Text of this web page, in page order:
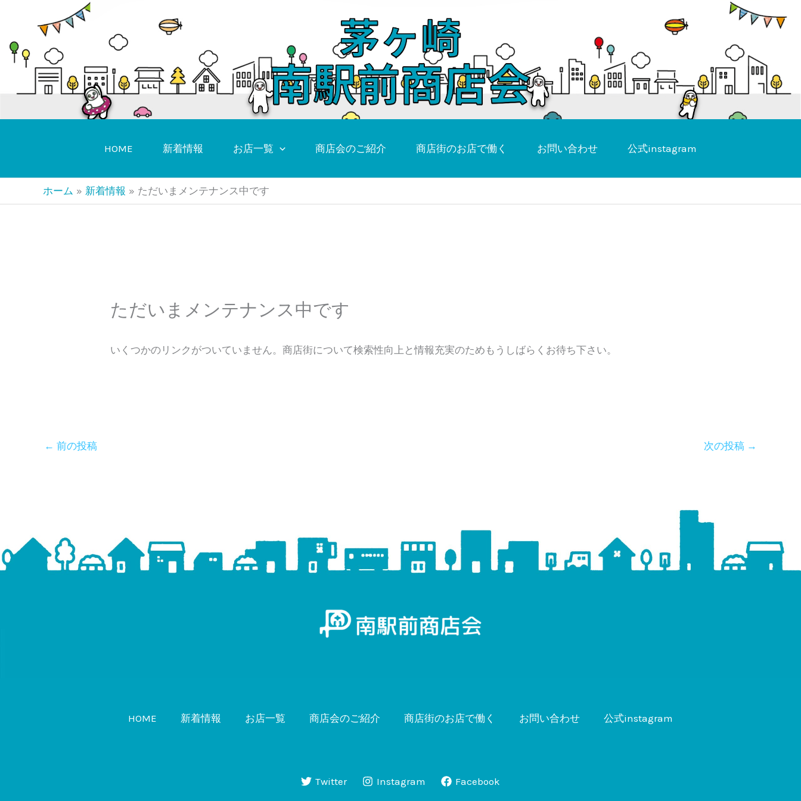
プ
HOME 新着情報 お店一覧 商店会のご紹介 商店街のお店で働く お問い合わせ 公式instagram
ホーム 新着情報 ただいまメンテナンス中です
ただいまメンテナンス中です
いくつかのリンクがついていません。商店街について検索性向上と情報充実のためもうしばらくお待ち下さい。
← 前の投稿 次の投稿 →
HOME 新着情報 お店一覧 商店会のご紹介 商店街のお店で働く お問い合わせ 公式instagram
Twitter Instagram Facebook